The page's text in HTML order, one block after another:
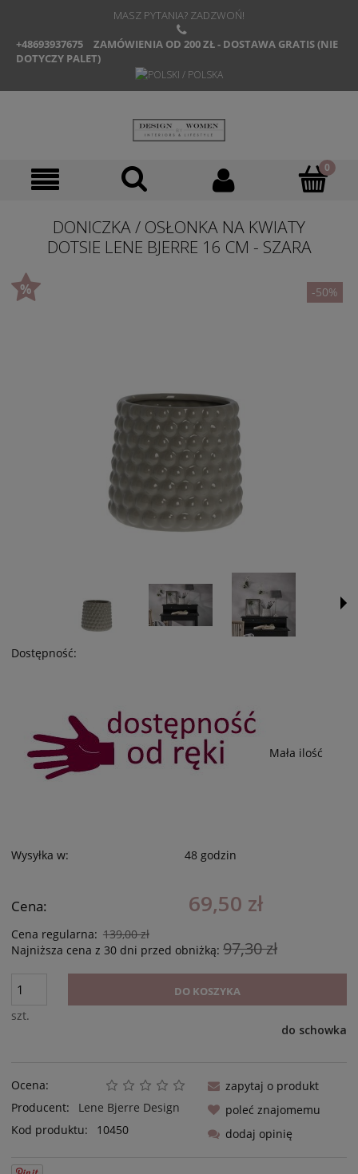
MASZ PYTANIA? ZADZWOŃ!
+48693937675
ZAMÓWIENIA OD 200 ZŁ - DOSTAWA GRATIS (NIE
DOTYCZY PALET)
DONICZKA / OSŁONKA NA KWIATY
DOTSIE LENE BJERRE 16 CM - SZARA
-50%
Dostępność:
Mała ilość
Wysyłka w: 48 godzin
Cena: 69,50 zł
Cena regularna: 139,00 zł
Najniższa cena z 30 dni przed obniżką: 97,30 zł
szt.
DO KOSZYKA
do schowka
Ocena:
Producent:
Lene Bjerre Design
Kod produktu:
10450
zapytaj o produkt
poleć znajomemu
dodaj opinię